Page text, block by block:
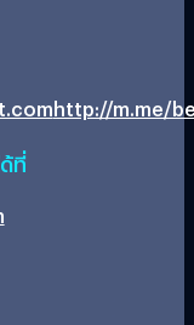
http://m.me/
ที่